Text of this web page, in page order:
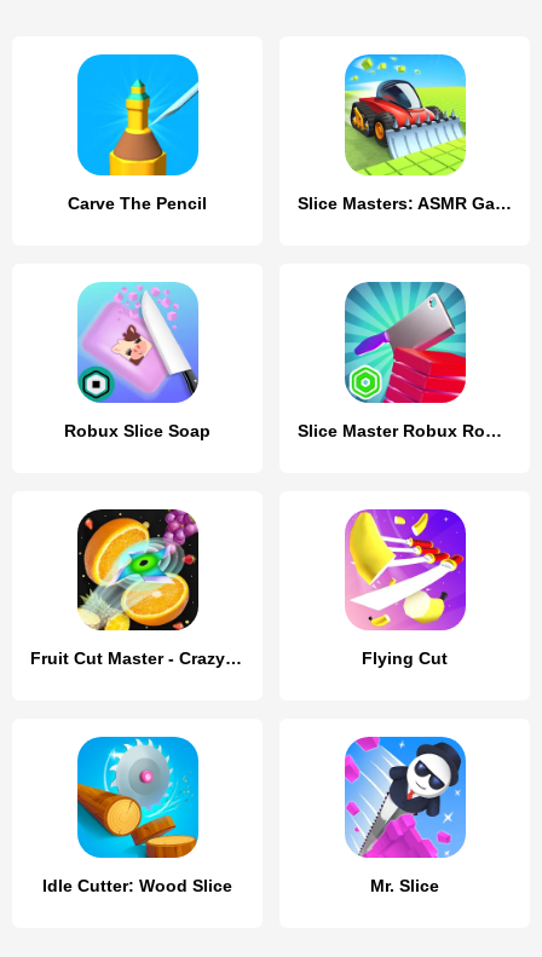
Carve The Pencil Slice Masters: ASMR Game
Robux Slice Soap Slice Master Robux Roblominer
Fruit Cut Master - Crazy Slash Flying Cut
Idle Cutter: Wood Slice Mr. Slice